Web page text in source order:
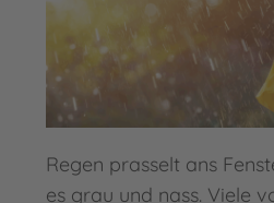
Regen prasselt ans
es grau und nass. Viele